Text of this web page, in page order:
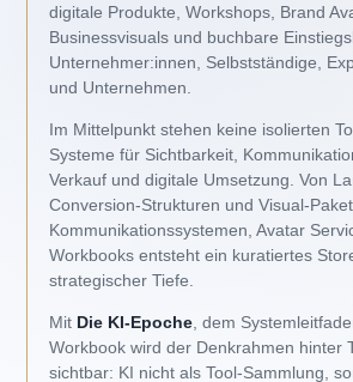
digitale Produkte, Workshops, Brand
Businessvisuals und buchbare
Unternehmer:innen, Selbstständige,
und Unternehmen.
Im Mittelpunkt stehen keine isolierten
Systeme für Sichtbarkeit,
Verkauf und digitale Umsetzung. Von
Conversion-Strukturen und Visual-
Kommunikationssystemen, Avatar
Workbooks entsteht ein kuratiertes
strategischer Tiefe.
Mit Die KI-Epoche , dem
Workbook wird der Denkrahmen hinter
sichtbar: KI nicht als Tool-Sammlung,